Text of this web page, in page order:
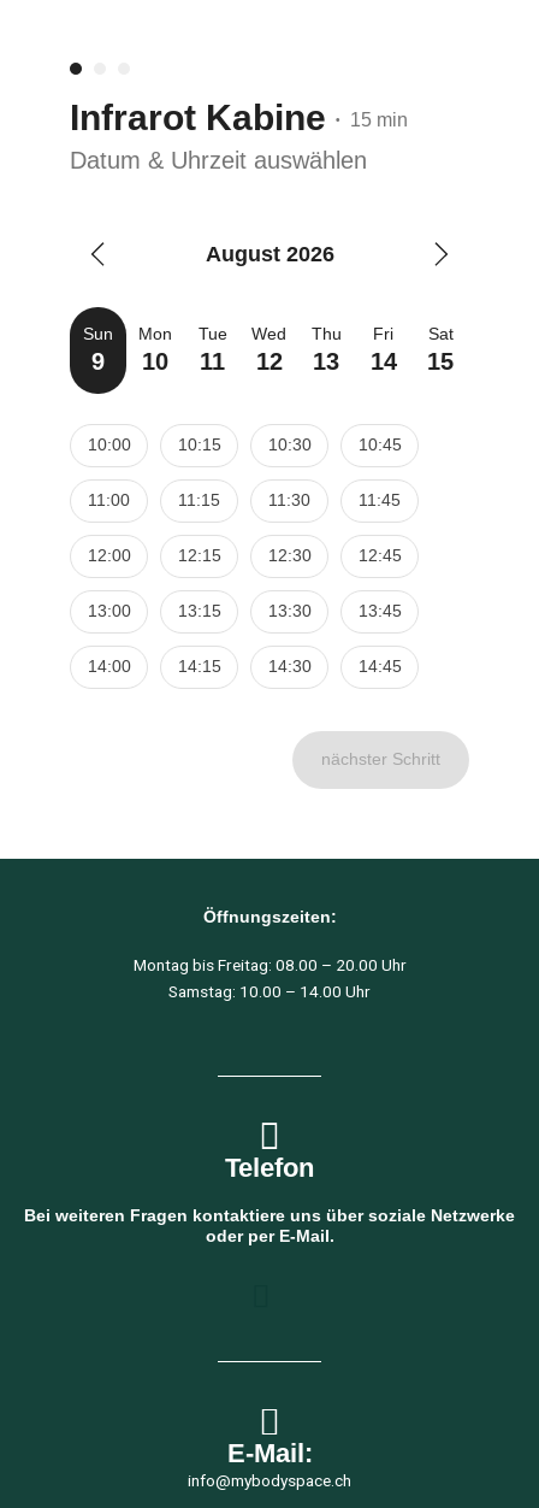
Infrarot Kabine • 15 min
Datum & Uhrzeit auswählen
August 2026
Sun
9
Mon
10
Tue
11
Wed
12
Thu
13
Fri
14
Sat
15
10:00 10:15 10:30 10:45
11:00 11:15 11:30 11:45
12:00 12:15 12:30 12:45
13:00 13:15 13:30 13:45
14:00 14:15 14:30 14:45
nächster Schritt
Öffnungszeiten:
Montag bis Freitag: 08.00 – 20.00 Uhr
Samstag: 10.00 – 14.00 Uhr
Telefon
Bei weiteren Fragen kontaktiere uns über soziale Netzwerke
oder per E-Mail.
E-Mail:
info@mybodyspace.ch